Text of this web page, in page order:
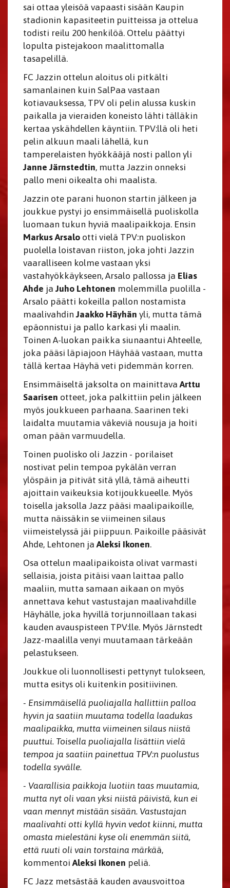
sai ottaa yleisöä vapaasti sisään Kaupin
stadionin kapasiteetin puitteissa ja ottelua
todisti reilu 200 henkilöä. Ottelu päättyi
lopulta pistejakoon maalittomalla
tasapelillä.
FC Jazzin ottelun aloitus oli pitkälti
samanlainen kuin SalPaa vastaan
kotiavauksessa, TPV oli pelin alussa kuskin
paikalla ja vieraiden koneisto lähti tälläkin
kertaa yskähdellen käyntiin. TPV:llä oli heti
pelin alkuun maali lähellä, kun
tamperelaisten hyökkääjä nosti pallon yli
Janne Järnstedtin, mutta Jazzin onneksi
pallo meni oikealta ohi maalista.
Jazzin ote parani huonon startin jälkeen ja
joukkue pystyi jo ensimmäisellä puoliskolla
luomaan tukun hyviä maalipaikkoja. Ensin
Markus Arsalo otti vielä TPV:n puoliskon
puolella loistavan riiston, joka johti Jazzin
vaaralliseen kolme vastaan yksi
vastahyökkäykseen, Arsalo pallossa ja Elias
Ahde ja Juho Lehtonen molemmilla puolilla -
Arsalo päätti kokeilla pallon nostamista
maalivahdin Jaakko Häyhän yli, mutta tämä
epäonnistui ja pallo karkasi yli maalin.
Toinen A-luokan paikka siunaantui Ahteelle,
joka pääsi läpiajoon Häyhää vastaan, mutta
tällä kertaa Häyhä veti pidemmän korren.
Ensimmäiseltä jaksolta on mainittava Arttu
Saarisen otteet, joka palkittiin pelin jälkeen
myös joukkueen parhaana. Saarinen teki
laidalta muutamia väkeviä nousuja ja hoiti
oman pään varmuudella.
Toinen puolisko oli Jazzin - porilaiset
nostivat pelin tempoa pykälän verran
ylöspäin ja pitivät sitä yllä, tämä aiheutti
ajoittain vaikeuksia kotijoukkueelle. Myös
toisella jaksolla Jazz pääsi maalipaikoille,
mutta näissäkin se viimeinen silaus
viimeistelyssä jäi piippuun. Paikoille pääsivät
Ahde, Lehtonen ja Aleksi Ikonen.
Osa ottelun maalipaikoista olivat varmasti
sellaisia, joista pitäisi vaan laittaa pallo
maaliin, mutta samaan aikaan on myös
annettava kehut vastustajan maalivahdille
Häyhälle, joka hyvillä torjunnoillaan takasi
kauden avauspisteen TPV:lle. Myös Järnstedt
Jazz-maalilla venyi muutamaan tärkeään
pelastukseen.
Joukkue oli luonnollisesti pettynyt tulokseen,
mutta esitys oli kuitenkin positiivinen.
- Ensimmäisellä puoliajalla hallittiin palloa
hyvin ja saatiin muutama todella laadukas
maalipaikka, mutta viimeinen silaus niistä
puuttui. Toisella puoliajalla lisättiin vielä
tempoa ja saatiin painettua TPV:n puolustus
todella syvälle.
- Vaarallisia paikkoja luotiin taas muutamia,
mutta nyt oli vaan yksi niistä päivistä, kun ei
vaan mennyt mistään sisään. Vastustajan
maalivahti otti kyllä hyvin vedot kiinni, mutta
omasta mielestäni kyse oli enemmän siitä,
että ruuti oli vain torstaina märkää,
kommentoi Aleksi Ikonen peliä.
FC Jazz metsästää kauden avausvoittoa